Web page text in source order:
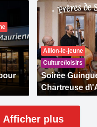
Aillon-le-jeune
Culture/loisirs
Soirée
Chartreuse
Afficher plus